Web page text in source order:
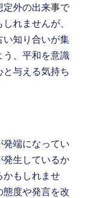
定外の出来事で
れませんが、
い知り合いが集
う、平和を意識
と与える気持ち
発端になってい
発生しているか
かもしれませ
態度や発言を改